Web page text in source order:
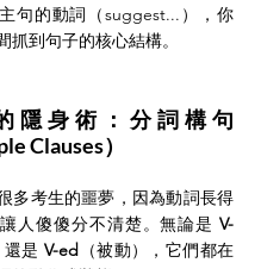
句的動詞（suggest...），你
抓到句子的核心結構。
隱身術：分詞構句
Clauses）
多考生的噩夢，因為動詞長得
人傻傻分不清楚。無論是 V-
還是 V-ed （被動），它們都在